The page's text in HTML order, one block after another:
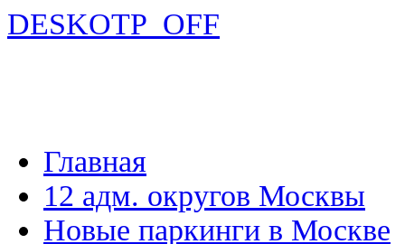
DESKOTP_OFF
Главная
12 адм. округов Москвы
Новые паркинги в Москве